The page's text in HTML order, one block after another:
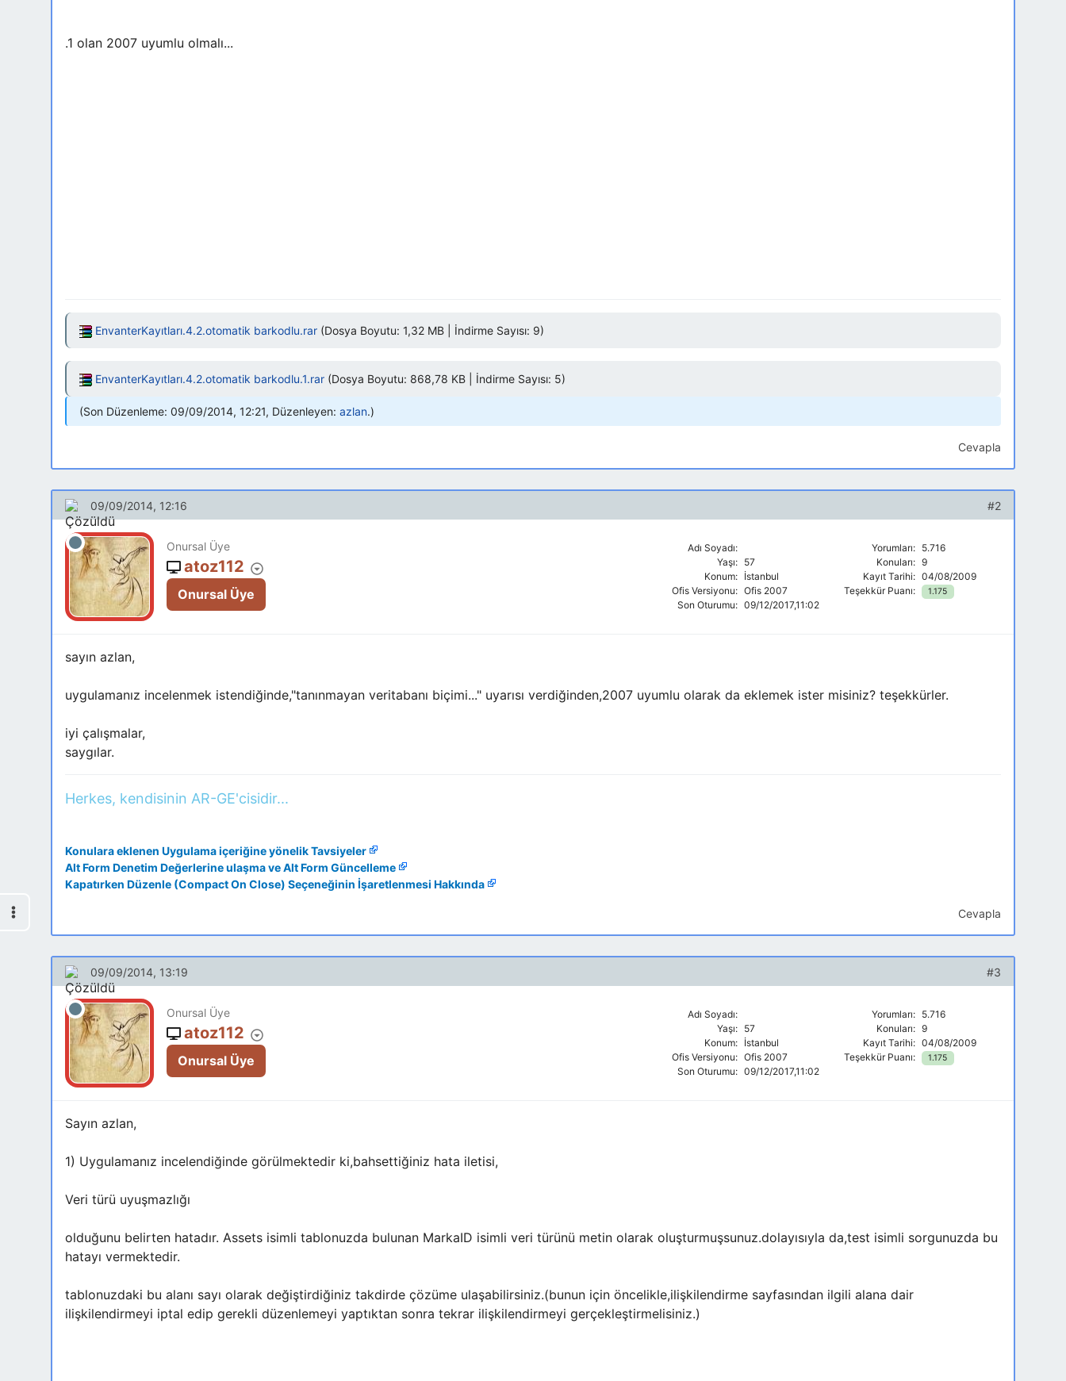
.1 olan 2007 uyumlu olmalı...
EnvanterKayıtları.4.2.otomatik barkodlu.rar(Dosya Boyutu: 1,32 MB | İndirme Sayısı: 9)
EnvanterKayıtları.4.2.otomatik barkodlu.1.rar(Dosya Boyutu: 868,78 KB | İndirme Sayısı: 5)
Son Düzenleme: 09/09/2014, 12:21, Düzenleyen: azlan.
Cevapla
09/09/2014, 12:16 #2
Onursal Üye
atoz112
Onursal Üye
Adı Soyadı:
Yaşı: 57
Konum: İstanbul
Ofis Versiyonu: Ofis 2007
Son Oturumu: 09/12/2017,11:02
Yorumları: 5.716
Konuları: 9
Kayıt Tarihi: 04/08/2009
Teşekkür Puanı:
1.175
sayın azlan,
uygulamanız incelenmek istendiğinde,"tanınmayan veritabanı biçimi..." uyarısı verdiğinden,2007 uyumlu olarak da eklemek ister misiniz? teşekkürler.
iyi çalışmalar,
saygılar.
Herkes, kendisinin AR-GE'cisidir...
Konulara eklenen Uygulama içeriğine yönelik Tavsiyeler
Alt Form Denetim Değerlerine ulaşma ve Alt Form Güncelleme
Kapatırken Düzenle (Compact On Close) Seçeneğinin İşaretlenmesi Hakkında
Cevapla
09/09/2014, 13:19 #3
Onursal Üye
atoz112
Onursal Üye
Adı Soyadı:
Yaşı: 57
Konum: İstanbul
Ofis Versiyonu: Ofis 2007
Son Oturumu: 09/12/2017,11:02
Yorumları: 5.716
Konuları: 9
Kayıt Tarihi: 04/08/2009
Teşekkür Puanı:
1.175
Sayın azlan,
1) Uygulamanız incelendiğinde görülmektedir ki,bahsettiğiniz hata iletisi,
Veri türü uyuşmazlığı
olduğunu belirten hatadır. Assets isimli tablonuzda bulunan MarkaID isimli veri türünü metin olarak oluşturmuşsunuz.dolayısıyla da,test isimli sorgunuzda bu
hatayı vermektedir.
tablonuzdaki bu alanı sayı olarak değiştirdiğiniz takdirde çözüme ulaşabilirsiniz.(bunun için öncelikle,ilişkilendirme sayfasından ilgili alana dair
ilişkilendirmeyi iptal edip gerekli düzenlemeyi yaptıktan sonra tekrar ilişkilendirmeyi gerçekleştirmelisiniz.)